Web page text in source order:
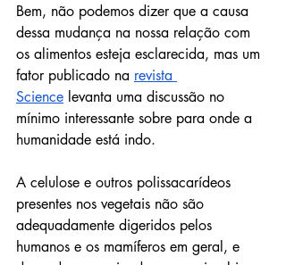
Bem, não podemos dizer que a causa
dessa mudança na nossa relação com
os alimentos esteja esclarecida, mas um
fator publicado na revista
Science levanta uma discussão no
mínimo interessante sobre para onde a
humanidade está indo.
A celulose e outros polissacarídeos
presentes nos vegetais não são
adequadamente digeridos pelos
humanos e os mamíferos em geral, e